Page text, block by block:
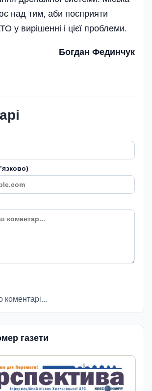
над тим, аби посприяти
у вирішенні і цієї проблеми­.
Богдан Фединчук
газети